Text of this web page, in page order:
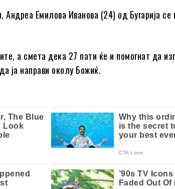
Емилова Иванова (24) од Бугарија се
а смета дека 27 пати ќе и помогнат да
ја направи околу Божиќ.